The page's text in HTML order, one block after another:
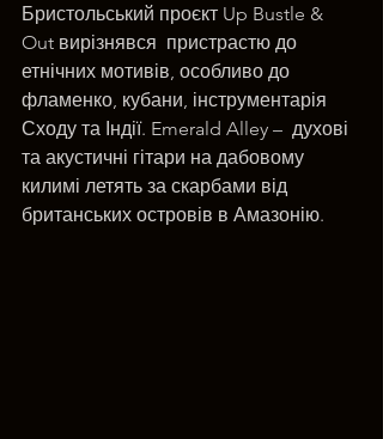
Бристольський проєкт Up Bustle &
Out вирізнявся  пристрастю до
етнічних мотивів, особливо до
фламенко, кубани, інструментарія
Сходу та Індії. Emerald Alley –  духові
та акустичні гітари на дабовому
килимі летять за скарбами від
британських островів в Амазонію.